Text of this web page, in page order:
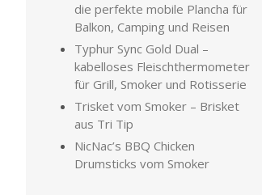
die perfekte mobile Plancha für
Balkon, Camping und Reisen
Typhur Sync Gold Dual –
kabelloses Fleischthermometer
für Grill, Smoker und Rotisserie
Trisket vom Smoker – Brisket
aus Tri Tip
NicNac’s BBQ Chicken
Drumsticks vom Smoker